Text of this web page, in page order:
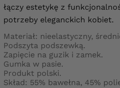
łączy estetykę z
potrzeby eleganckich kobiet.
Materiał: nieelastyczny,
Podszyta podszewką.
Zapięcie na guzik i zamek.
Gumka w pasie.
Produkt polski.
Skład: 55% bawełna, 45%